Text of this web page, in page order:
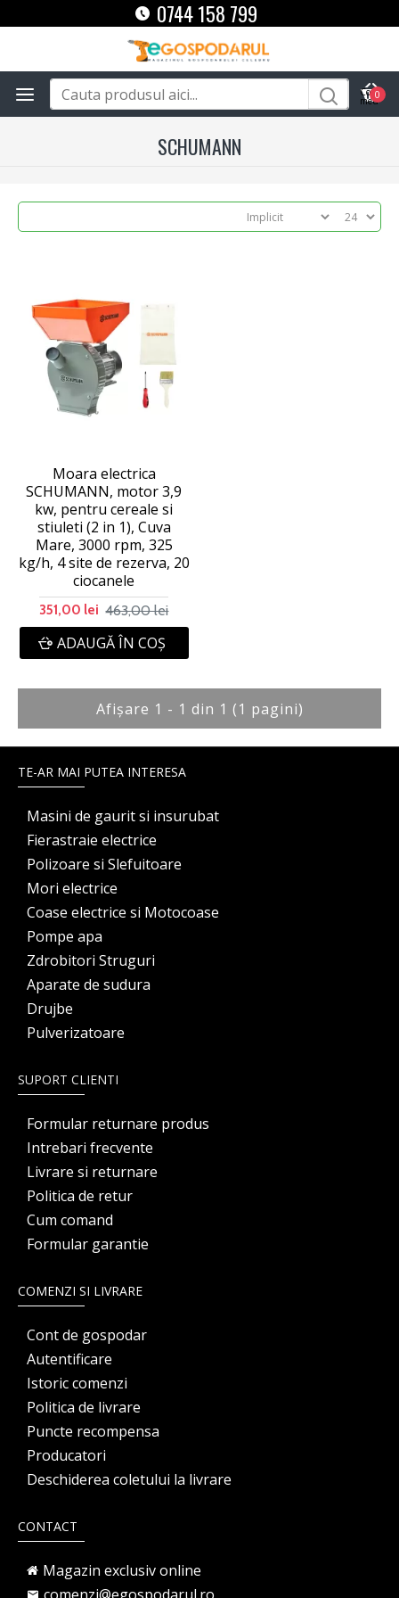
0744 158 799
0
SCHUMANN
Moara electrica
SCHUMANN, motor 3,9
kw, pentru cereale si
stiuleti (2 in 1), Cuva
Mare, 3000 rpm, 325
kg/h, 4 site de rezerva, 20
ciocanele
351,00 lei 463,00 lei
ADAUGĂ ÎN COŞ
Afişare 1 - 1 din 1 (1 pagini)
TE-AR MAI PUTEA INTERESA
Masini de gaurit si insurubat
Fierastraie electrice
Polizoare si Slefuitoare
Mori electrice
Coase electrice si Motocoase
Pompe apa
Zdrobitori Struguri
Aparate de sudura
Drujbe
Pulverizatoare
SUPORT CLIENTI
Formular returnare produs
Intrebari frecvente
Livrare si returnare
Politica de retur
Cum comand
Formular garantie
COMENZI SI LIVRARE
Cont de gospodar
Autentificare
Istoric comenzi
Politica de livrare
Puncte recompensa
Producatori
Deschiderea coletului la livrare
CONTACT
Magazin exclusiv online